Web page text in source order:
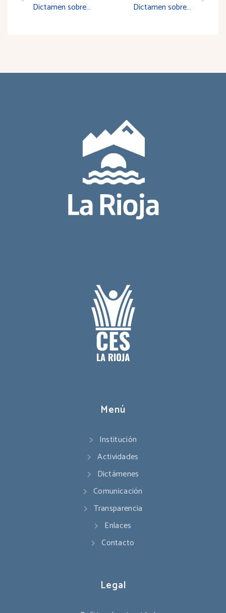
Dictamen sobre el Anteproyecto de Ley de los Sistemas de Protección de la Calidad Agroalimentaria en la Comunidad Autónoma de La Rioja Dictamen sobre el Plan de Inmigración de La Rioja 2004-2007
Menú
Institución
Actividades
Dictámenes
Comunicación
Transparencia
Enlaces
Contacto
Legal